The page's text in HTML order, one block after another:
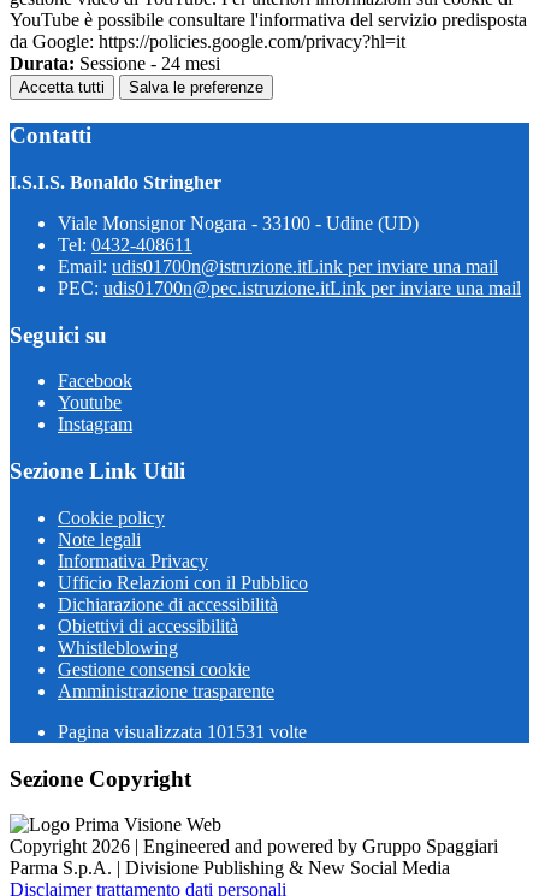
YouTube è possibile consultare l'informativa del servizio predisposta
da Google: https://policies.google.com/privacy?hl=it
Durata: Sessione - 24 mesi
Accetta tutti Salva le preferenze
Contatti
I.S.I.S. Bonaldo Stringher
Viale Monsignor Nogara - 33100 - Udine (UD)
Tel: 0432-408611
Email: udis01700n@istruzione.itLink per inviare una mail
PEC: udis01700n@pec.istruzione.itLink per inviare una mail
Seguici su
Facebook
Youtube
Instagram
Sezione Link Utili
Cookie policy
Note legali
Informativa Privacy
Ufficio Relazioni con il Pubblico
Dichiarazione di accessibilità
Obiettivi di accessibilità
Whistleblowing
Gestione consensi cookie
Amministrazione trasparente
Pagina visualizzata 101531 volte
Sezione Copyright
Copyright 2026 | Engineered and powered by Gruppo Spaggiari
Parma S.p.A. | Divisione Publishing & New Social Media
Disclaimer trattamento dati personali